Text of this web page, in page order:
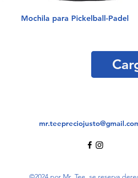
Mochila para Pickelball-Padel